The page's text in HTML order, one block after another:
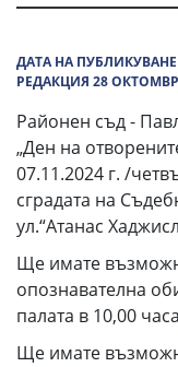
ДАТА НА
РЕДАКЦИЯ 28
Районен съд -
„Ден на
07.11.2024 г. /
сградата на
ул.“Атанас
Ще имате
опознавателна
палата в 10,00
Ще имате